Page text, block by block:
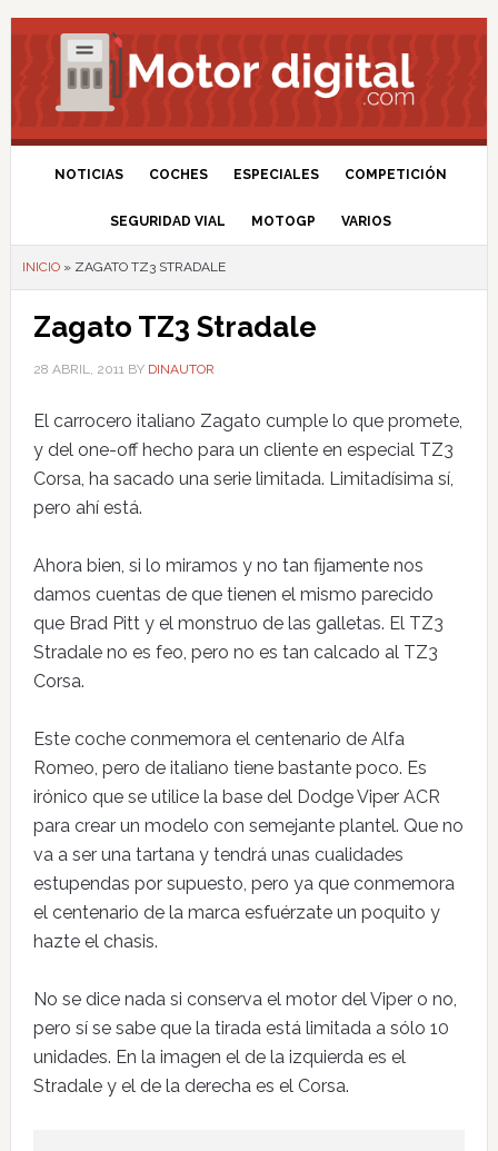
NOTICIAS COCHES ESPECIALES COMPETICIÓN
SEGURIDAD VIAL MOTOGP VARIOS
INICIO» ZAGATO TZ3 STRADALE
Zagato TZ3 Stradale
28 ABRIL, 2011BY DINAUTOR
El carrocero italiano Zagato cumple lo que promete,
y del one-off hecho para un cliente en especial TZ3
Corsa, ha sacado una serie limitada. Limitadísima sí,
pero ahí está.
Ahora bien, si lo miramos y no tan fijamente nos
damos cuentas de que tienen el mismo parecido
que Brad Pitt y el monstruo de las galletas. El TZ3
Stradale no es feo, pero no es tan calcado al TZ3
Corsa.
Este coche conmemora el centenario de Alfa
Romeo, pero de italiano tiene bastante poco. Es
irónico que se utilice la base del Dodge Viper ACR
para crear un modelo con semejante plantel. Que no
va a ser una tartana y tendrá unas cualidades
estupendas por supuesto, pero ya que conmemora
el centenario de la marca esfuérzate un poquito y
hazte el chasis.
No se dice nada si conserva el motor del Viper o no,
pero sí se sabe que la tirada está limitada a sólo 10
unidades. En la imagen el de la izquierda es el
Stradale y el de la derecha es el Corsa.